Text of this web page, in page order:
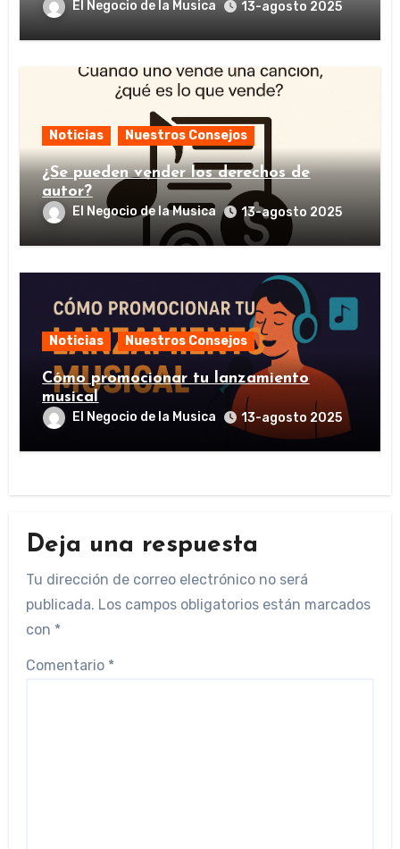
El Negocio de la Musica 13-agosto 2025
Noticias Nuestros Consejos
¿Se pueden vender los derechos de
autor?
El Negocio de la Musica 13-agosto 2025
Noticias Nuestros Consejos
Cómo promocionar tu lanzamiento
musical
El Negocio de la Musica 13-agosto 2025
Deja una respuesta
Tu dirección de correo electrónico no será
publicada. Los campos obligatorios están marcados
con *
Comentario *